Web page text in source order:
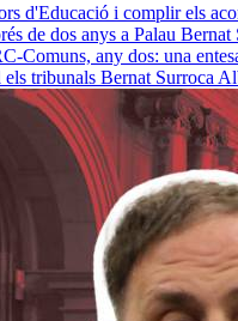
d'Educació i complir els
de dos anys a Palau Bernat
Comuns, any dos: una
els tribunals Bernat Surroca